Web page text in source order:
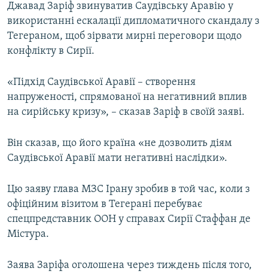
ДОЛУЧАЙСЯ!
Усі сайти RFE/RL
Джавад Заріф звинуватив Саудівську Аравію у
використанні ескалації дипломатичного скандалу з
Тегераном, щоб зірвати мирні переговори щодо
конфлікту в Сирії.
«Підхід Саудівської Аравії – створення
напруженості, спрямованої на негативний вплив
на сирійську кризу», – сказав Заріф в своїй заяві.
Він сказав, що його країна «не дозволить діям
Саудівської Аравії мати негативні наслідки».
Цю заяву глава МЗС Ірану зробив в той час, коли з
офіційним візитом в Тегерані перебуває
спецпредставник ООН у справах Сирії Стаффан де
Містура.
Заява Заріфа оголошена через тиждень після того,